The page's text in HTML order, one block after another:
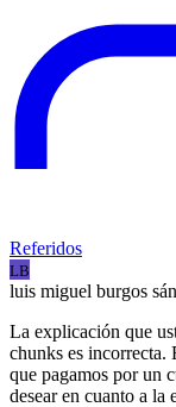
Referidos
LB
luis miguel burgos
La explicación que
chunks es incorrecta.
que pagamos por un
desear en cuanto a la